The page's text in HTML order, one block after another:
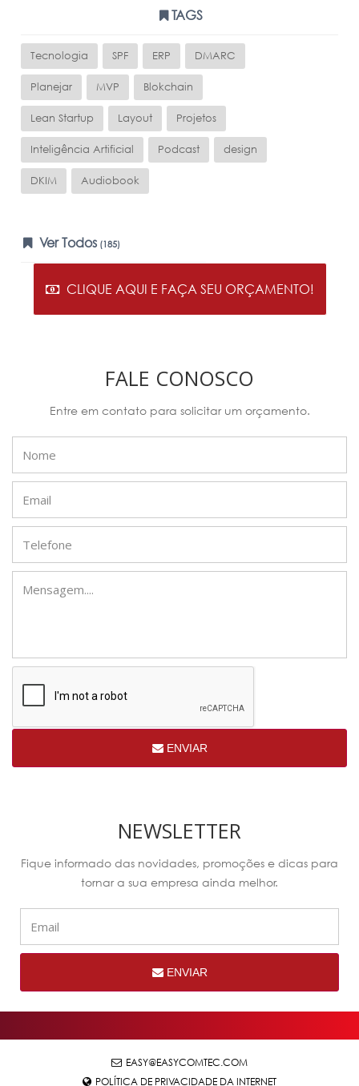
TAGS
Tecnologia SPF ERP DMARC
Planejar MVP Blokchain
Lean Startup Layout Projetos
Inteligência Artificial Podcast design
DKIM Audiobook
Ver Todos (185)
CLIQUE AQUI E FAÇA SEU ORÇAMENTO!
FALE CONOSCO
Entre em contato para solicitar um orçamento.
ENVIAR
NEWSLETTER
Fique informado das novidades, promoções e dicas para
tornar a sua empresa ainda melhor.
ENVIAR
EASY@EASYCOMTEC.COM
POLÍTICA DE PRIVACIDADE DA INTERNET